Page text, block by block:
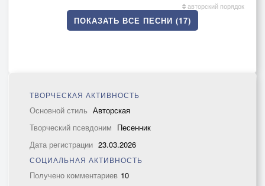
авторский порядок
ПОКАЗАТЬ ВСЕ ПЕСНИ (17)
ТВОРЧЕСКАЯ АКТИВНОСТЬ
Основной стиль Авторская
Творческий псевдоним Песенник
Дата регистрации 23.03.2026
СОЦИАЛЬНАЯ АКТИВНОСТЬ
Получено комментариев 10